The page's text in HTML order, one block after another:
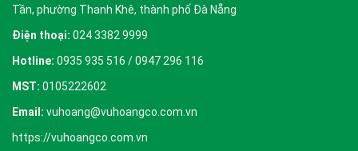
Tần, phường Thanh Khê, thành phố Đà Nẵng
Điện thoại: 024 3382 9999
Hotline: 0935 935 516 / 0947 296 116
MST: 0105222602
Email: vuhoang@vuhoangco.com.vn
https://vuhoangco.com.vn